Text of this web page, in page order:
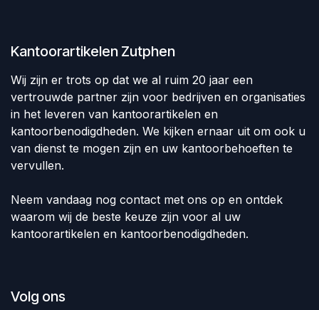
Kantoorartikelen Zutphen
Wij zijn er trots op dat we al ruim 20 jaar een
vertrouwde partner zijn voor bedrijven en organisaties
in het leveren van kantoorartikelen en
kantoorbenodigdheden. We kijken ernaar uit om ook u
van dienst te mogen zijn en uw kantoorbehoeften te
vervullen.
Neem vandaag nog contact met ons op en ontdek
waarom wij de beste keuze zijn voor al uw
kantoorartikelen en kantoorbenodigdheden.
Volg ons